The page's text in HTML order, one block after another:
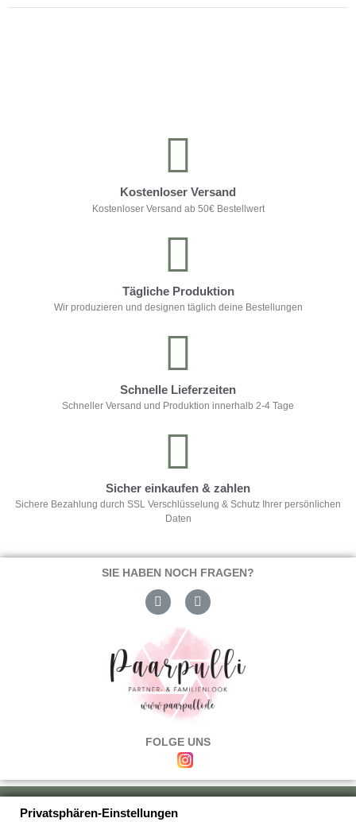
Kostenloser Versand
Kostenloser Versand ab 50€ Bestellwert
Tägliche Produktion
Wir produzieren und designen täglich deine Bestellungen
Schnelle Lieferzeiten
Schneller Versand und Produktion innerhalb 2-4 Tage
Sicher einkaufen & zahlen
Sichere Bezahlung durch SSL Verschlüsselung & Schutz Ihrer persönlichen
Daten
SIE HABEN NOCH FRAGEN?
FOLGE UNS
Über uns|Versand & Zahlung|Umtausch & Rückgabe
Privatsphären-Einstellungen